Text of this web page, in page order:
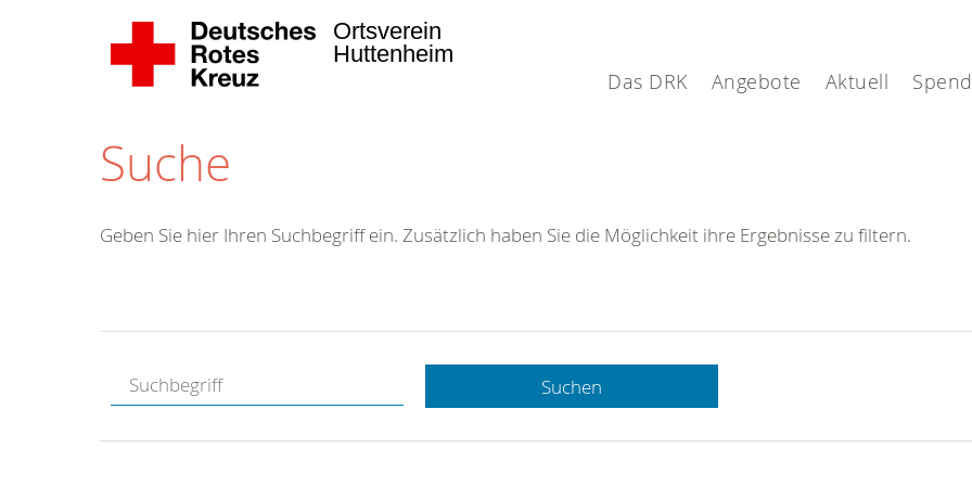
Das DRK Angebote Aktuell
Ortsverein
Huttenheim
Suche
Hotline.
gerne.
Geben Sie hier Ihren Suchbegriff ein. Zusätzlich haben Sie die Möglichkeit ihre Ergebnisse zu filtern.
Suchen